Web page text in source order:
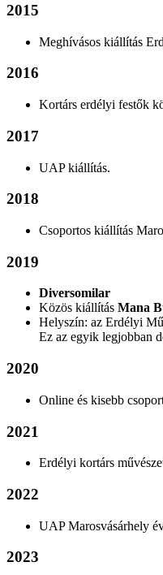
2015
Meghívásos kiállítás
2016
Kortárs erdélyi festők
2017
UAP kiállítás.
2018
Csoportos kiállítás
2019
Diversomilar
Közös kiállítás Mana
Helyszín: az Erdélyi
Ez az egyik legjobban
2020
Online és kisebb
2021
Erdélyi kortárs
2022
UAP Marosvásárhely
2023